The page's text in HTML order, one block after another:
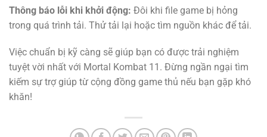
Thông báo lỗi khi khởi động: Đôi khi file game bị hỏng
trong quá trình tải. Thử tải lại hoặc tìm nguồn khác để tải.
Việc chuẩn bị kỹ càng sẽ giúp bạn có được trải nghiệm
tuyệt vời nhất với Mortal Kombat 11. Đừng ngần ngại tìm
kiếm sự trợ giúp từ cộng đồng game thủ nếu bạn gặp khó
khăn!